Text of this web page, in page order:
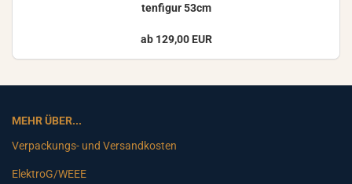
ten­fi­gur 53cm
ab 129,00 EUR
MEHR ÜBER...
Verpackungs- und Versandkosten
ElektroG/WEEE